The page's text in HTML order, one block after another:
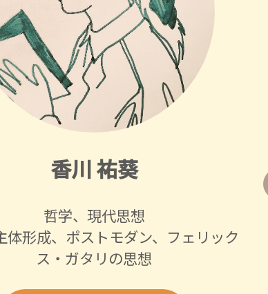
香川 祐葵
哲学、現代思想
体形成、ポストモダン、フェリック
ス・ガタリの思想